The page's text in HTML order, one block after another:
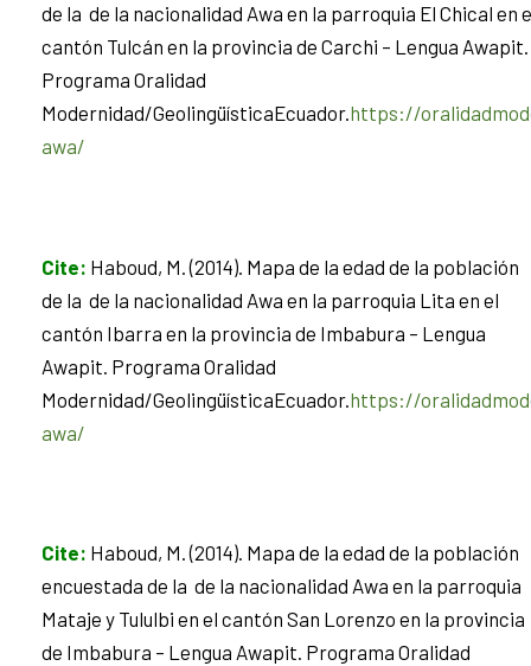
de la de la nacionalidad Awa en la parroquia El Chical en
cantón Tulcán en la provincia de Carchi – Lengua Awapit.
Programa Oralidad
Modernidad/GeolingüísticaEcuador.https://
awa/
Cite: Haboud, M. (2014). Mapa de la edad de la población
de la de la nacionalidad Awa en la parroquia Lita en el
cantón Ibarra en la provincia de Imbabura – Lengua
Awapit. Programa Oralidad
Modernidad/GeolingüísticaEcuador. https://
awa/
Cite: Haboud, M. (2014). Mapa de la edad de la población
encuestada de la de la nacionalidad Awa en la parroquia
Mataje y Tululbi en el cantón San Lorenzo en la provincia
de Imbabura – Lengua Awapit. Programa Oralidad